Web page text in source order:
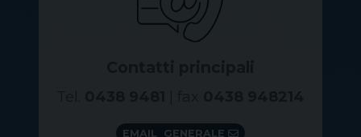
EMAIL GENERALE